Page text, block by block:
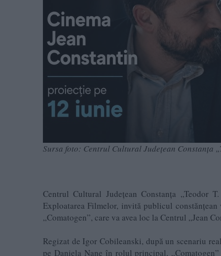
Sursa foto: Centrul Cultural Județean Constanța
Centrul Cultural Județean Constanța „Teodor
Exploatarea Filmelor, invită publicul
„Comatogen”, care va avea loc la Centrul „Jean
Regizat de Igor Cobileanski, după un scenariu
pe Daniela Nane în rolul principal,